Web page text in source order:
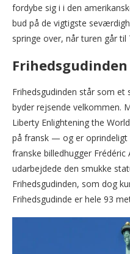
fordybe sig i i den
bud på de vigtigste
springe over, når turen går til
Frihedsgudinden
Frihedsgudinden står som
byder rejsende velkommen.
Liberty Enlightening the
på fransk — og er oprindeligt
franske billedhugger
udarbejdede den smukke
Frihedsgudinden, som dog
Frihedsgudinde er hele 93